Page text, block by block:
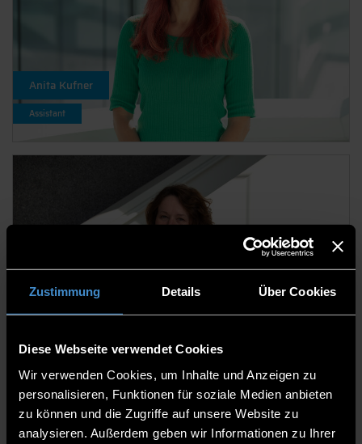
Zustimmung Details Über Cookies
Diese Webseite verwendet Cookies
Wir verwenden Cookies, um Inhalte und Anzeigen zu
personalisieren, Funktionen für soziale Medien anbieten
zu können und die Zugriffe auf unsere Website zu
analysieren. Außerdem geben wir Informationen zu Ihrer
Anita Kufner
Assistant
Team Leader